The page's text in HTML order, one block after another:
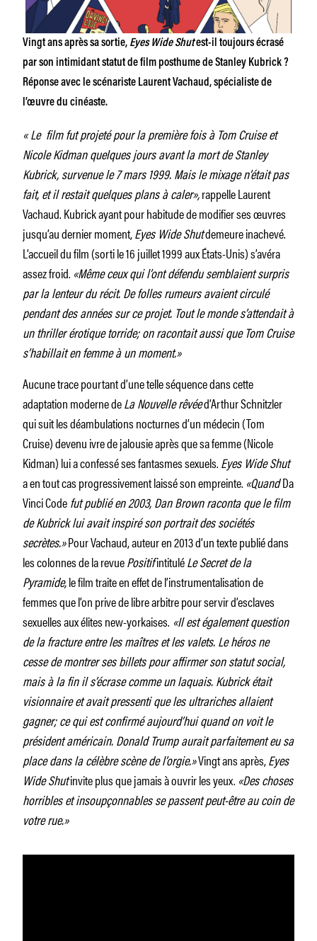
Vingt ans après sa sortie, Eyes Wide Shutest-il toujours écrasé
par son intimidant statut de film posthume de Stanley Kubrick ?
Réponse avec le scénariste Laurent Vachaud, spécialiste de
l’œuvre du cinéaste.
« Le film fut projeté pour la première fois à Tom Cruise et
Nicole Kidman quelques jours avant la mort de Stanley
Kubrick, survenue le 7 mars 1999. Mais le mixage n’était pas
fait, et il restait quelques plans à caler»,rappelle Laurent
Vachaud. Kubrick ayant pour habitude de modifier ses œuvres
jusqu’au dernier moment,Eyes Wide Shutdemeure inachevé.
L’accueil du film (sorti le 16 juillet 1999 aux États-Unis) s’avéra
assez froid. «Même ceux qui l’ont défendu semblaient surpris
par la lenteur du récit. De folles rumeurs avaient circulé
pendant des années sur ce projet. Tout le monde s’attendait à
un thriller érotique torride; on racontait aussi que Tom Cruise
s’habillait en femme à un moment.»
Aucune trace pourtant d’une telle séquence dans cette
adaptation moderne deLa Nouvelle rêvéed’Arthur Schnitzler
qui suit les déambulations nocturnes d’un médecin (Tom
Cruise) devenu ivre de jalousie après que sa femme (Nicole
Kidman) lui a confessé ses fantasmes sexuels.Eyes Wide Shut
a en tout cas progressivement laissé son empreinte. «QuandDa
Vinci Codefut publié en 2003, Dan Brown raconta que le film
de Kubrick lui avait inspiré son portrait des sociétés
secrètes.»Pour Vachaud, auteur en 2013 d’un texte publié dans
les colonnes de la revuePositifintituléLe Secret de la
Pyramide,le film traite en effet de l’instrumentalisation de
femmes que l’on prive de libre arbitre pour servir d’esclaves
sexuelles aux élites new-yorkaises. «Il est également question
de la fracture entre les maîtres et les valets. Le héros ne
cesse de montrer ses billets pour affirmer son statut social,
mais à la fin il s’écrase comme un laquais. Kubrick était
visionnaire et avait pressenti que les ultrariches allaient
gagner; ce qui est confirmé aujourd’hui quand on voit le
président américain. Donald Trump aurait parfaitement eu sa
place dans la célèbre scène de l’orgie.»Vingt ans après,Eyes
Wide Shutinvite plus que jamais à ouvrir les yeux. «Des choses
horribles et insoupçonnables se passent peut-être au coin de
votre rue.»